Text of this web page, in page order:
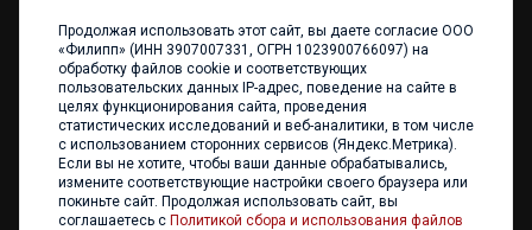
+7 (4012) 960 898
236017 Калининград,
ул. Каштановая аллея, 47
Телефон: +7 4012 960 898,
+7 4012 960 856
Написать нам
Продолжая использовать этот сайт, вы даете согласие ООО
«Филипп» (ИНН 3907007331, ОГРН 1023900766097) на
обработку файлов cookie и соответствующих
пользовательских данных IP-адрес, поведение на сайте в
целях функционирования сайта, проведения
статистических исследований и веб-аналитики, в том числе
с использованием сторонних сервисов (Яндекс.Метрика).
Если вы не хотите, чтобы ваши данные обрабатывались,
измените соответствующие настройки своего браузера или
покиньте сайт. Продолжая использовать сайт, вы
соглашаетесь с Политикой сбора и использования файлов